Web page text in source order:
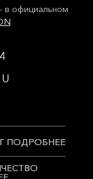
в официальном